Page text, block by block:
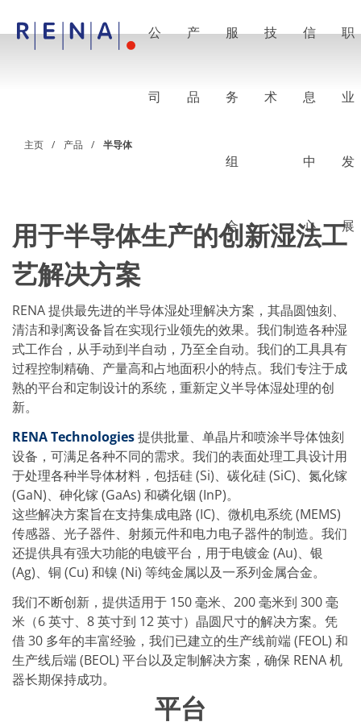
公
司
产
品
服
务
组
合
技
术
信
息
中
心
职
业
发
展
RENA Shanghai
批量喷淋
单晶圆加工
电镀
晶圆干燥
化学品输送系统
绿色能源
Wafer Batch
链式电池
批量处理式电池
耗材
医疗技术
医疗设备
玻璃
Through glass vias (TGV)
玻璃晶片加工
激光与蚀刻
定制解决方案
卷到卷
服务组合
服务热线 和 服务中心
数字化服务
服务级别协议
备件服务
设备升级
培训
技术
技术中心
工艺技术
TruEtch - 金属蚀刻
主页 产品 半导体
用于半导体生产的创新湿法工
艺解决方案
RENA 提供最先进的半导体湿处理解决方案，其晶圆蚀刻、
清洁和剥离设备旨在实现行业领先的效果。我们制造各种湿
式工作台，从手动到半自动，乃至全自动。我们的工具具有
过程控制精确、产量高和占地面积小的特点。我们专注于成
熟的平台和定制设计的系统，重新定义半导体湿处理的创
新。
RENA Technologies提供批量、单晶片和喷涂半导体蚀刻
设备，可满足各种不同的需求。我们的表面处理工具设计用
于处理各种半导体材料，包括硅 (Si)、碳化硅 (SiC)、氮化镓
(GaN)、砷化镓 (GaAs) 和磷化铟 (InP)。
这些解决方案旨在支持集成电路 (IC)、微机电系统 (MEMS)
传感器、光子器件、射频元件和电力电子器件的制造。我们
还提供具有强大功能的电镀平台，用于电镀金 (Au)、银
(Ag)、铜 (Cu) 和镍 (Ni) 等纯金属以及一系列金属合金。
我们不断创新，提供适用于 150 毫米、200 毫米到 300 毫
米（6 英寸、8 英寸到 12 英寸）晶圆尺寸的解决方案。凭
借 30 多年的丰富经验，我们已建立的生产线前端 (FEOL) 和
生产线后端 (BEOL) 平台以及定制解决方案，确保 RENA 机
器长期保持成功。
平台